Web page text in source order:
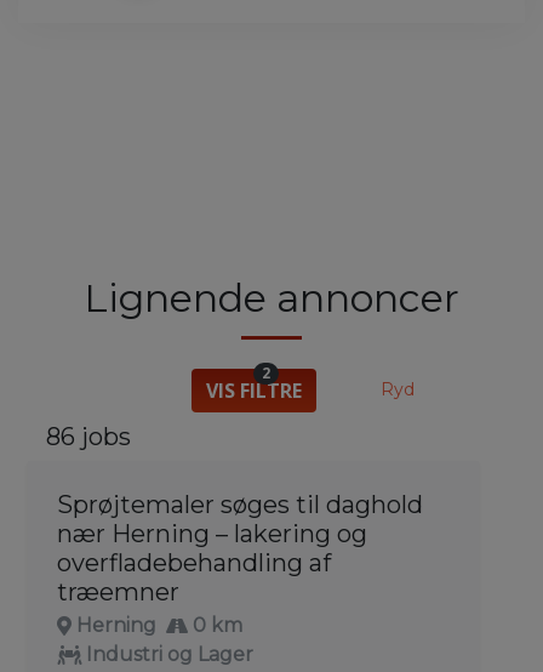
Lignende annoncer
VIS FILTRE
2
Ryd
86 jobs
Sprøjtemaler søges til daghold
nær Herning – lakering og
overfladebehandling af
træemner
Herning
0 km
Industri og Lager